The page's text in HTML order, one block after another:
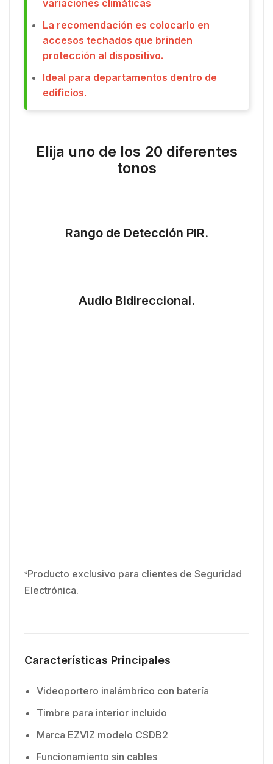
variaciones climáticas
La recomendación es colocarlo en
accesos techados que brinden
protección al dispositivo.
Ideal para departamentos dentro de
edificios.
Elija uno de los 20 diferentes
tonos
Rango de Detección PIR.
Audio Bidireccional.
*Producto exclusivo para clientes de Seguridad
Electrónica.
Características Principales
Videoportero inalámbrico con batería
Timbre para interior incluido
Marca EZVIZ modelo CSDB2
Funcionamiento sin cables